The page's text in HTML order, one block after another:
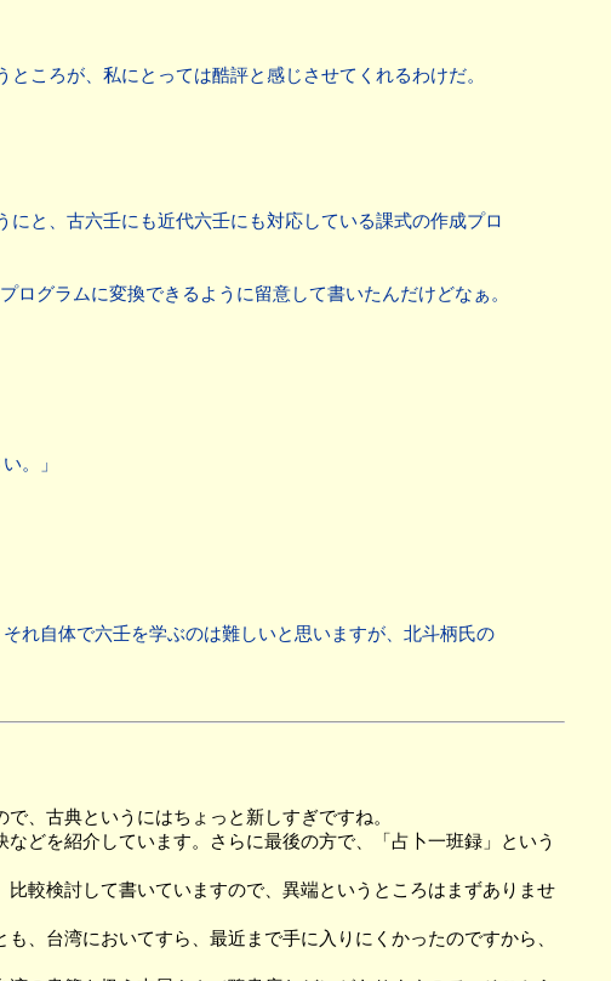
ころが、私にとっては酷評と感じさせてくれるわけだ。
と、古六壬にも近代六壬にも対応している課式の作成プロ
ログラムに変換できるように留意して書いたんだけどなぁ。
。」
れ自体で六壬を学ぶのは難しいと思いますが、北斗柄氏の
、古典というにはちょっと新しすぎですね。
どを紹介しています。さらに最後の方で、「占卜一班録」という
較検討して書いていますので、異端というところはまずありませ
、台湾においてすら、最近まで手に入りにくかったのですから、